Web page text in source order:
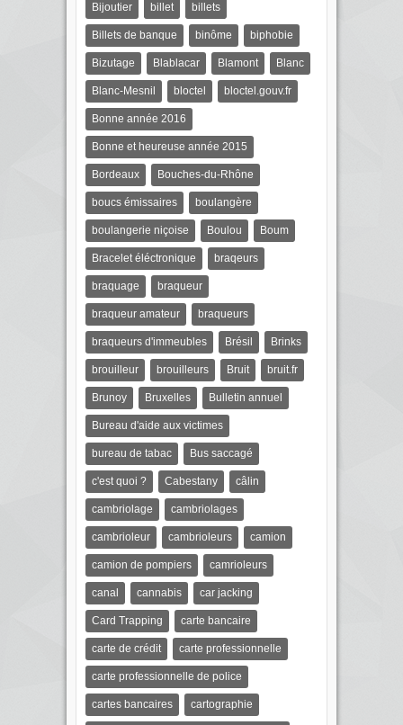
Bijoutier billet billets
Billets de banque binôme biphobie
Bizutage Blablacar Blamont Blanc
Blanc-Mesnil bloctel bloctel.gouv.fr
Bonne année 2016
Bonne et heureuse année 2015
Bordeaux Bouches-du-Rhône
boucs émissaires boulangère
boulangerie niçoise Boulou Boum
Bracelet éléctronique braqeurs
braquage braqueur
braqueur amateur braqueurs
braqueurs d'immeubles Brésil Brinks
brouilleur brouilleurs Bruit bruit.fr
Brunoy Bruxelles Bulletin annuel
Bureau d'aide aux victimes
bureau de tabac Bus saccagé
c'est quoi ? Cabestany câlin
cambriolage cambriolages
cambrioleur cambrioleurs camion
camion de pompiers camrioleurs
canal cannabis car jacking
Card Trapping carte bancaire
carte de crédit carte professionnelle
carte professionnelle de police
cartes bancaires cartographie